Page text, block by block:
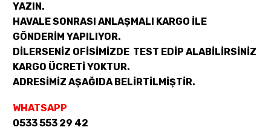
YAZIN.
HAVALE SONRASI ANLAŞMALI KARGO İLE
GÖNDERİM YAPILIYOR.
DİLERSENİZ OFİSİMİZDE TEST EDİP ALABİLİRSİNİZ
KARGO ÜCRETİ YOKTUR.
ADRESİMİZ AŞAĞIDA BELİRTİLMİŞTİR.
WHATSAPP
0533 553 29 42